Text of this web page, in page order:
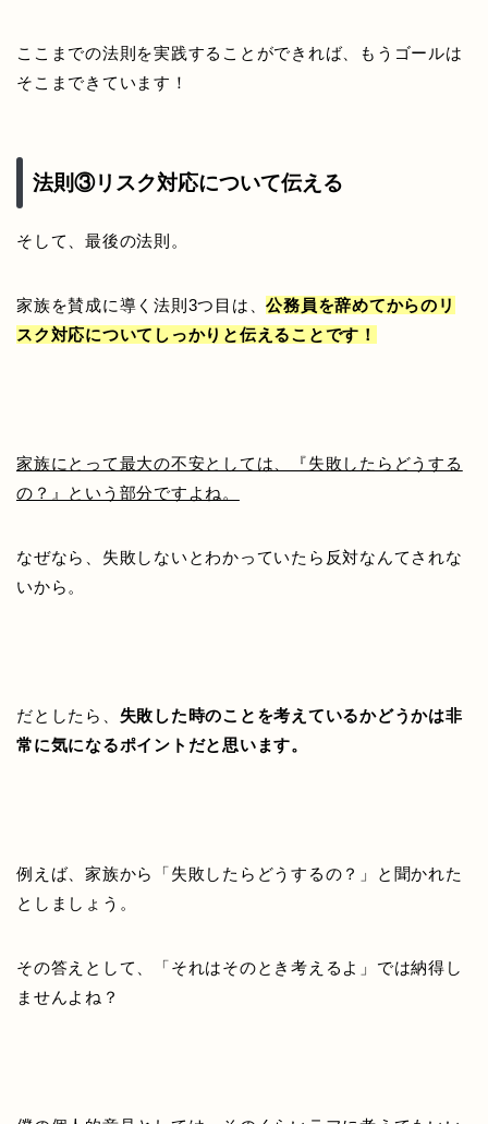
ここまでの法則を実践することができれば、もうゴールは
そこまできています！
法則③リスク対応について伝える
そして、最後の法則。
家族を賛成に導く法則3つ目は、公務員を辞めてからのリ
スク対応についてしっかりと伝えることです！
家族にとって最大の不安としては、『失敗したらどうする
の？』という部分ですよね。
なぜなら、失敗しないとわかっていたら反対なんてされな
いから。
だとしたら、 失敗した時のことを考えているかどうかは非
常に気になるポイントだと思います。
例えば、家族から「失敗したらどうするの？」と聞かれた
としましょう。
その答えとして、「それはそのとき考えるよ」では納得し
ませんよね？